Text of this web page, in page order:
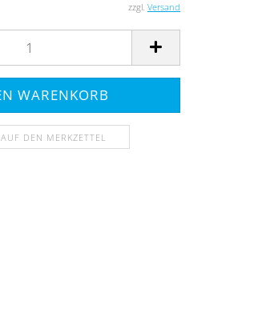
zzgl. Versand
AUF DEN MERKZETTEL